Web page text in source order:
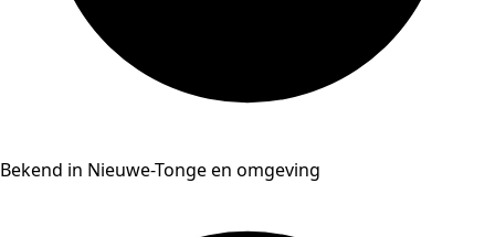
Bekend in Nieuwe-Tonge en omgeving